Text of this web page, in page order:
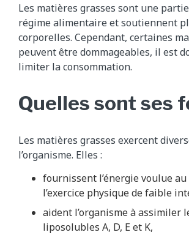
Les matières grasses sont une
régime alimentaire et soutiennent
corporelles. Cependant, certaines
peuvent être dommageables, il est
limiter la consommation.
Quelles sont ses
Les matières grasses exercent
l’organisme. Elles :
fournissent l’énergie voulue
l’exercice physique de faible
aident l’organisme à assimiler
liposolubles A, D, E et K,